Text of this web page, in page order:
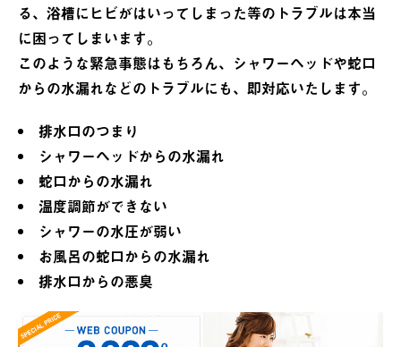
る、浴槽にヒビがはいってしまった等のトラブルは本当
に困ってしまいます。
このような緊急事態はもちろん、シャワーヘッドや蛇口
からの水漏れなどのトラブルにも、即対応いたします。
排水口のつまり
シャワーヘッドからの水漏れ
蛇口からの水漏れ
温度調節ができない
シャワーの水圧が弱い
お風呂の蛇口からの水漏れ
排水口からの悪臭